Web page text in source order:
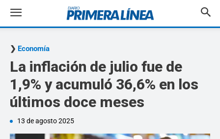
Economía
La inflación de julio fue de
1,9% y acumuló 36,6% en los
últimos doce meses
13 de agosto 2025